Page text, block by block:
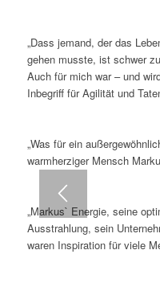
„Dass jemand, der das
gehen musste, ist schwer
Auch für mich war – und
Inbegriff für Agilität und
„Was für ein
warmherziger Mensch
„Markus` Energie, seine
Ausstrahlung, sein
waren Inspiration für viele